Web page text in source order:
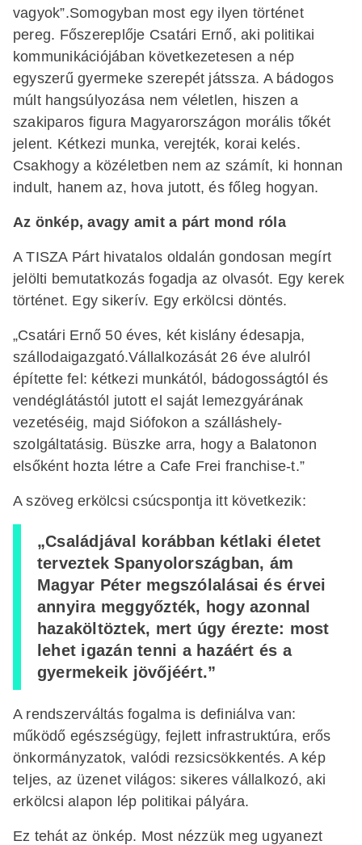
vagyok”.Somogyban most egy ilyen történet
pereg. Főszereplője Csatári Ernő, aki politikai
kommunikációjában következetesen a nép
egyszerű gyermeke szerepét játssza. A bádogos
múlt hangsúlyozása nem véletlen, hiszen a
szakiparos figura Magyarországon morális tőkét
jelent. Kétkezi munka, verejték, korai kelés.
Csakhogy a közéletben nem az számít, ki honnan
indult, hanem az, hova jutott, és főleg hogyan.
Az önkép, avagy amit a párt mond róla
A TISZA Párt hivatalos oldalán gondosan megírt
jelölti bemutatkozás fogadja az olvasót. Egy kerek
történet. Egy sikerív. Egy erkölcsi döntés.
„Csatári Ernő 50 éves, két kislány édesapja,
szállodaigazgató.Vállalkozását 26 éve alulról
építette fel: kétkezi munkától, bádogosságtól és
vendéglátástól jutott el saját lemezgyárának
vezetéséig, majd Siófokon a szálláshely-
szolgáltatásig. Büszke arra, hogy a Balatonon
elsőként hozta létre a Cafe Frei franchise-t.”
A szöveg erkölcsi csúcspontja itt következik:
„Családjával korábban kétlaki életet
terveztek Spanyolországban, ám
Magyar Péter megszólalásai és érvei
annyira meggyőzték, hogy azonnal
hazaköltöztek, mert úgy érezte: most
lehet igazán tenni a hazáért és a
gyermekeik jövőjéért.”
A rendszerváltás fogalma is definiálva van:
működő egészségügy, fejlett infrastruktúra, erős
önkormányzatok, valódi rezsicsökkentés. A kép
teljes, az üzenet világos: sikeres vállalkozó, aki
erkölcsi alapon lép politikai pályára.
Ez tehát az önkép. Most nézzük meg ugyanezt